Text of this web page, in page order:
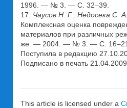
1996. — № 3. — С. 32–39.
17. Чаусов Н. Г., Недосека С.
Комплексная оценка
материалов при различных
же. — 2004. — № 3. — С. 16–21.
Поступила в редакцию
Подписано в печать 21.04.2009
This article is licensed under a